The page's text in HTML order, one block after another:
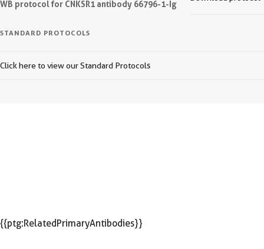
WB protocol for CNKSR1 antibody 66796-1-Ig
STANDARD PROTOCOLS
Click here to view our Standard Protocols
{{ptg:RelatedPrimaryAntibodies}}